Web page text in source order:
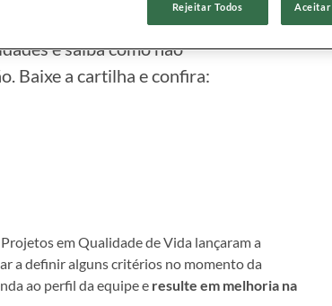
desta categoria de plano, as formas
e saiba como não
Baixe a cartilha e confira:
em Qualidade de Vida lançaram a
a definir alguns critérios no momento da
ao perfil da equipe e resulte em melhoria na
Rejeitar Todos Aceitar